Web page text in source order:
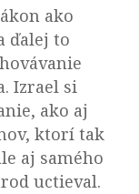
ako
ďalej to
Izrael si
ako aj
ktorí tak
aj samého
uctieval.